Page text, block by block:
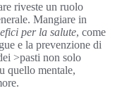
riveste un ruolo
Mangiare in
per la salute, come
e la prevenzione di
>pasti non solo
quello mentale,